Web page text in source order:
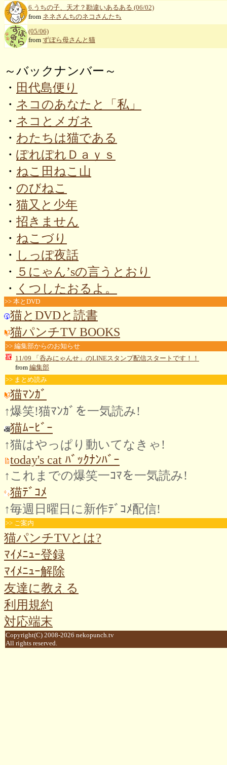
6.うちの子、天才？勘違いあるある (06/02)
from ネネさんちのネコさんたち
(05/06)
from ずぼら母さんと猫
～バックナンバー～
・ 田代島便り
・ ネコのあなたと「私」
・ ネコとメガネ
・ わたちは猫である
・ ぽれぽれＤａｙｓ
・ ねこ田ねこ山
・ のびねこ
・ 猫又と少年
・ 招きません
・ ねこづり
・ しっぽ夜話
・ ５にゃん’sの言うとおり
・ くつしたおるよ。
>> 本とDVD
猫とDVDと読書
猫パンチTV BOOKS
>> 編集部からのお知らせ
11/09 「呑みにゃんせ」のLINEスタンプ配信スタートです！！
from 編集部
>> まとめ読み
猫ﾏﾝｶﾞ
↑爆笑!猫ﾏﾝｶﾞを一気読み!
猫ﾑｰﾋﾞｰ
↑猫はやっぱり動いてなきゃ!
today's cat ﾊﾞｯｸﾅﾝﾊﾞｰ
↑これまでの爆笑一ｺﾏを一気読み!
猫ﾃﾞｺﾒ
↑毎週日曜日に新作ﾃﾞｺﾒ配信!
>> ご案内
猫パンチTVとは?
ﾏｲﾒﾆｭｰ登録
ﾏｲﾒﾆｭｰ解除
友達に教える
利用規約
対応端末
Copyright(C) 2008-2026 nekopunch.tv
All rights reserved.